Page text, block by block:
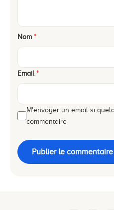
Nom *
Email *
M'envoyer un email si
commentaire
Publier le commentaire